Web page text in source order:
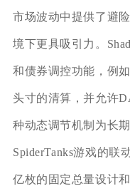
市场波动中提供了避
境下更具吸引力。
和债券调控功能，例
头寸的清算，并允许
种动态调节机制为长
SpiderTanks游戏的联
亿枚的固定总量设计